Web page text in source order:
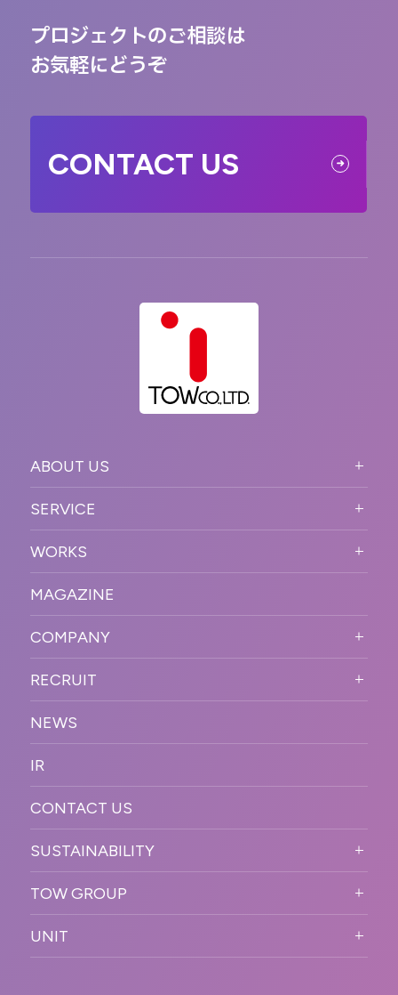
プロジェクトのご相談は
お気軽にどうぞ
CONTACT US
ABOUT US
PURPOSE
VISION
OUR DNA
SERVICE
STRONG POINT
BUSINESS DOMAIN
SOLUTION
WORKFLOW
WORKS
オンラインイベント
SNSプロモーション
プラットフォーム販
促
デジタル制作・映像
制作
PR
カンファレンス・展示会・アワ
ESPORTS・ゲームプロモーシ
MAGAZINE
COMPANY
COMPANY INFORMATION
MESSAGE
OFFICER
ACCESS
ORGANIZATION CHART
HISTORY
RECRUIT
新卒採用
キャリア採用
NEWS
IR
CONTACT US
SUSTAINABILITY
サステナビリティ
TOW GROUP
MOTTO
UNIT